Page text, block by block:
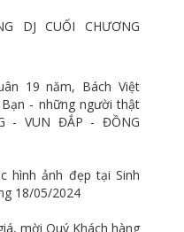
DJ CUỐI CHƯƠNG
19 năm, Bách Việt
- những người thật
- VUN ĐẮP - ĐỒNG
hình ảnh đẹp tại Sinh
18/05/2024
mời Quý Khách hàng